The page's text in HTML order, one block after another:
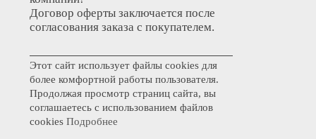
Договор оферты заключается после
согласования заказа с покупателем.
Этот сайт использует файлы cookies для
более комфортной работы пользователя.
Продолжая просмотр страниц сайта, вы
соглашаетесь с использованием файлов
cookies Подробнее